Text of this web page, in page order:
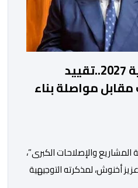
ملامح مشروع مالية 2027..تقييد
مواصلة بناء
والإصلاحات الكبرى”،
أخنوش، لمذكرته التوجيهية